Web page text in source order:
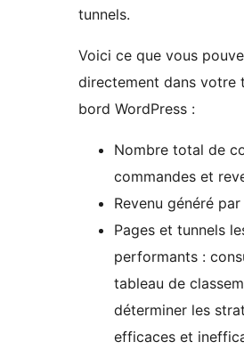
tunnels.
Voici ce que vous
directement dans votre
bord WordPress :
Nombre total de
commandes et
Revenu généré
Pages et tunnels
performants :
tableau de
déterminer les
efficaces et